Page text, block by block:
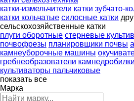
катки-измельчители катки зубчато-
катки кольчатые силосные катки
сельскохозяйственные катки
плуги оборотные стерневые
почвофрезы планировщики почвы
камнеуборочные машины
гребнеобразователи камнедробилки
культиваторы пальчиковые
показать все
Марка